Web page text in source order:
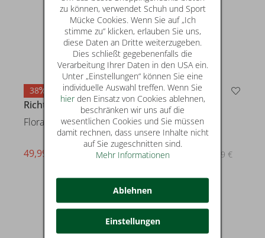
38
Richter
Flora
statt* 79,99 €
49,99 €
38
Richter
Flora
statt* 79,99 €
49,99 €
zu können, verwendet Schuh und Sport
Mücke Cookies. Wenn Sie auf „Ich
stimme zu“ klicken, erlauben Sie uns,
diese Daten an Dritte weiterzugeben.
Dies schließt gegebenenfalls die
Verarbeitung Ihrer Daten in den USA ein.
Unter „Einstellungen“ können Sie eine
individuelle Auswahl treffen. Wenn Sie
hierden Einsatz von Cookies ablehnen,
beschränken wir uns auf die
wesentlichen Cookies und Sie müssen
damit rechnen, dass unsere Inhalte nicht
auf Sie zugeschnitten sind.
Mehr Informationen
Ablehnen
Einstellungen